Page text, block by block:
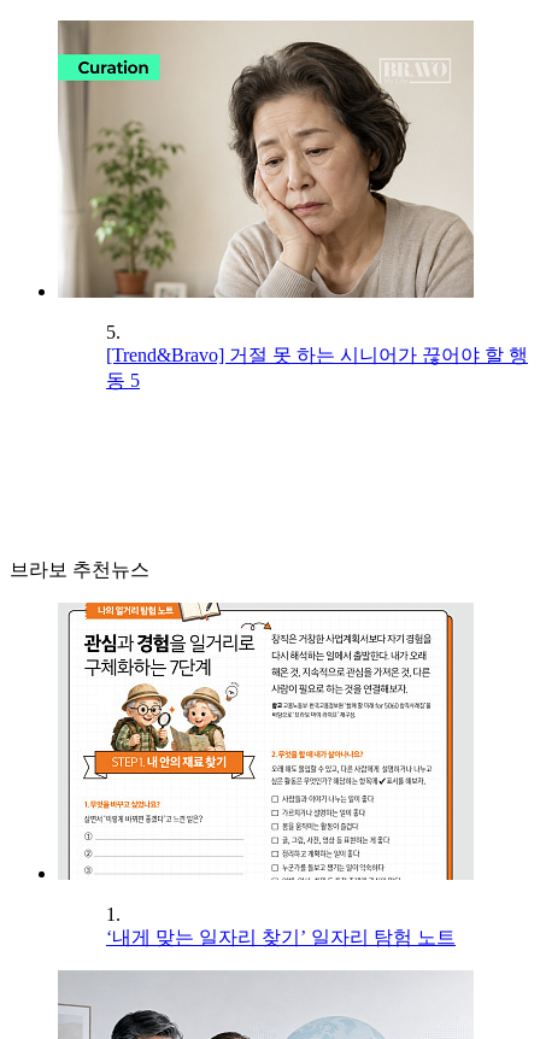
5.
[Trend&Bravo] 거절 못 하는 시니어가 끊어야 할 행
동 5
브라보 추천뉴스
1.
‘내게 맞는 일자리 찾기’ 일자리 탐험 노트